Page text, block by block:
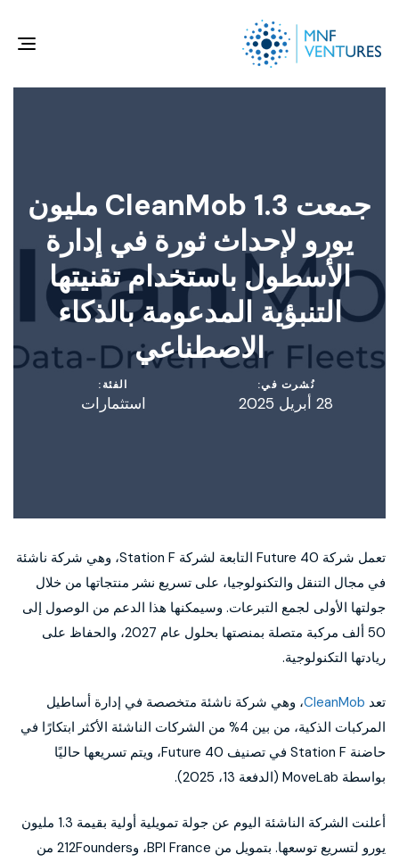
جمعت CleanMob 1.3 مليون
يورو لإحداث ثورة في إدارة
الأسطول باستخدام تقنيتها
التنبؤية المدعومة بالذكاء
الاصطناعي
نُشرت في:
28 أبريل 2025
الفئة:
استثمارات
تعمل شركة Future 40 التابعة لشركة Station F، وهي شركة ناشئة
في مجال التنقل والتكنولوجيا، على تسريع نشر منتجاتها من خلال
جولتها الأولى لجمع التبرعات. وسيمكنها هذا الدعم من الوصول إلى
50 ألف مركبة متصلة بمنصتها بحلول عام 2027، والحفاظ على
ريادتها التكنولوجية.
تعد CleanMob، وهي شركة ناشئة متخصصة في إدارة أساطيل
المركبات الذكية، من بين 4% من الشركات الناشئة الأكثر ابتكارًا في
حاضنة Station F في تصنيف Future 40، ويتم تسريعها حاليًا
بواسطة MoveLab (الدفعة 13، 2025).
أعلنت الشركة الناشئة اليوم عن جولة تمويلية أولية بقيمة 1.3 مليون
يورو لتسريع توسعها. بتمويل من BPI France، و212Founders من